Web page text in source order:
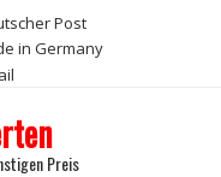
Post
in Germany
Preis